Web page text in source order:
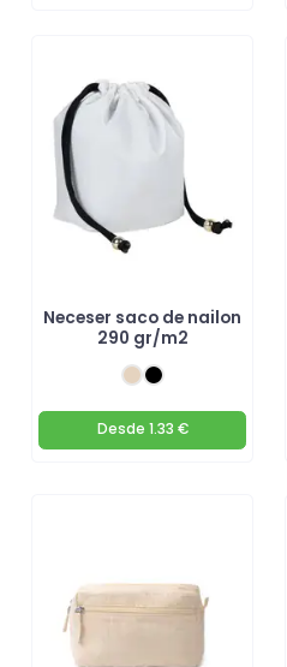
Neceser saco de nailon
290 gr/m2
Desde 1.33 €